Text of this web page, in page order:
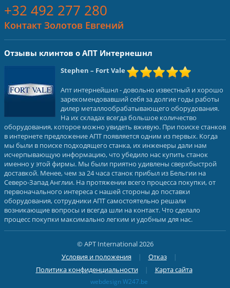
+32 492 277 280
Контакт Золотов Евгений
Отзывы клинтов о АПТ Интернешнл
Stephen – Fort Vale
Апт интернейшнл - довольно известный и хорошо
зарекомендовавший себя за долгие годы работы
дилер металлообрабатывающего оборудования.
На их складах всегда большое количество
оборудования, которое можно увидеть вживую. При поиске станков
в интернете предложение АПТ появляется одним из первых. Когда
мы были в поиске подходящего станка, их инженеры дали нам
исчерпывающую информацию, что убедило нас купить станок
именно у этой фирмы. Мы были приятно удивлены сверхбыстрой
доставкой. Менее, чем за 24 часа станок прибыл из Бельгии на
Северо-Запад Англии. На протяжении всего процесса покупки, от
первоначального интереса с нашей стороны до поставки
оборудования, сотрудники АПТ самостоятельно решали
возникающие вопросы и всегда шли на контакт. Что сделало
процесс покупки максимально легким и удобным для нас.
© APT International 2026
Условия и положения
Отказ
Политика конфиденциальности
Карта сайта
webdesign W247.be